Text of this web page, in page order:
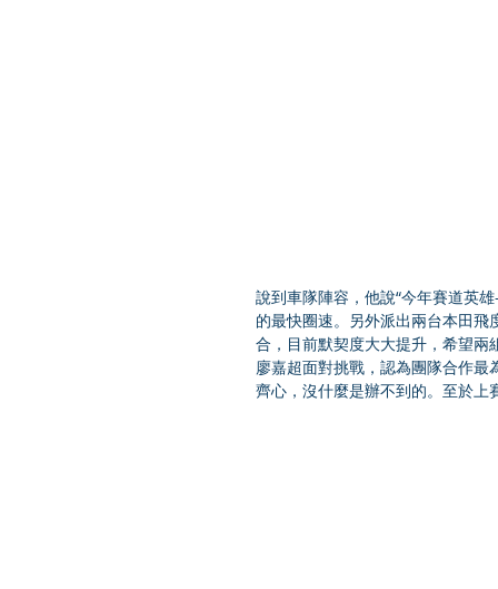
說到車隊陣容，他說“今年賽道英
的最快圈速。另外派出兩台本田
合，目前默契度大大提升，希望兩
廖嘉超面對挑戰，認為團隊合作最
齊心，沒什麼是辦不到的。至於上